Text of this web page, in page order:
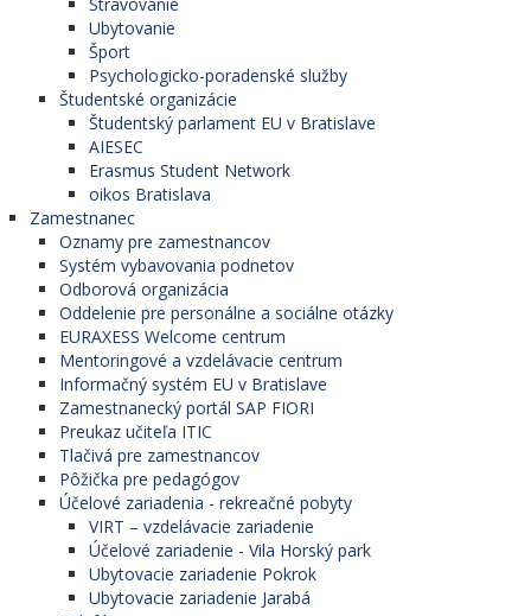
Ubytovanie
Šport
Psychologicko-poradenské služby
Študentské organizácie
Študentský parlament EU v Bratislave
AIESEC
Erasmus Student Network
oikos Bratislava
Zamestnanec
Oznamy pre zamestnancov
Systém vybavovania podnetov
Odborová organizácia
Oddelenie pre personálne a sociálne otázky
EURAXESS Welcome centrum
Mentoringové a vzdelávacie centrum
Informačný systém EU v Bratislave
Zamestnanecký portál SAP FIORI
Preukaz učiteľa ITIC
Tlačivá pre zamestnancov
Pôžička pre pedagógov
Účelové zariadenia - rekreačné pobyty
VIRT – vzdelávacie zariadenie
Účelové zariadenie - Vila Horský park
Ubytovacie zariadenie Pokrok
Ubytovacie zariadenie Jarabá